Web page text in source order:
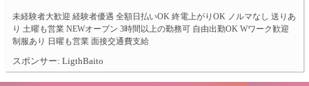
未経験者大歓迎 経験者優遇 全額日払いOK 終電上がりOK ノルマなし 送りあ
り 土曜も営業 NEWオープン 3時間以上の勤務可 自由出勤OK Wワーク歓迎
制服あり 日曜も営業 面接交通費支給
スポンサー: LigthBaito